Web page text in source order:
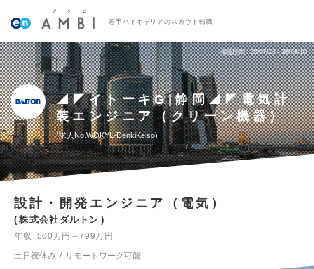
若手ハイキャリアのスカウト転職
掲載期間 26/07/28～26/08/10
◢◤イトーキG|静岡◢◤電気計
装エンジニア（クリーン機器）
求人No.WOKYL-DenkiKeiso
設計・開発エンジニア（電気）
株式会社ダルトン
年収
500万円～799万円
土日祝休み
リモートワーク可能